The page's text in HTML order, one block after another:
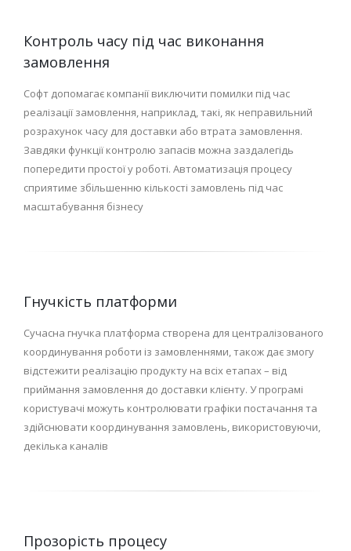
Контроль часу під час виконання
замовлення
Софт допомагає компанії виключити помилки під час
реалізації замовлення, наприклад, такі, як неправильний
розрахунок часу для доставки або втрата замовлення.
Завдяки функції контролю запасів можна заздалегідь
попередити простої у роботі. Автоматизація процесу
сприятиме збільшенню кількості замовлень під час
масштабування бізнесу
Гнучкість платформи
Сучасна гнучка платформа створена для централізованого
координування роботи із замовленнями, також дає змогу
відстежити реалізацію продукту на всіх етапах – від
приймання замовлення до доставки клієнту. У програмі
користувачі можуть контролювати графіки постачання та
здійснювати координування замовлень, використовуючи,
декілька каналів
Прозорість процесу